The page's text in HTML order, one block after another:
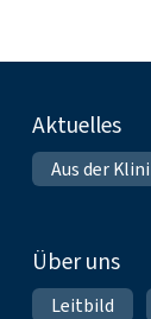
Fußnavigation
Aktuelles
Aus der
Über uns
Leitbild